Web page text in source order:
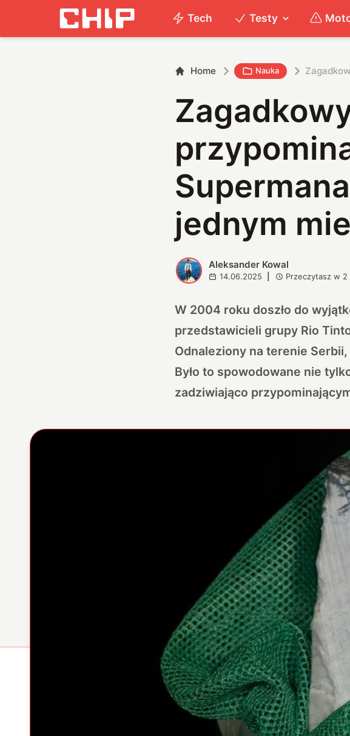
Tech Testy
Home Nauka
jednym
A Aleksander Kowal
14.06.2025 Przeczytasz w 2
W 2004 roku doszło do
przedstawicieli grupy Rio
Odnaleziony na terenie
Było to spowodowane nie
zadziwiająco